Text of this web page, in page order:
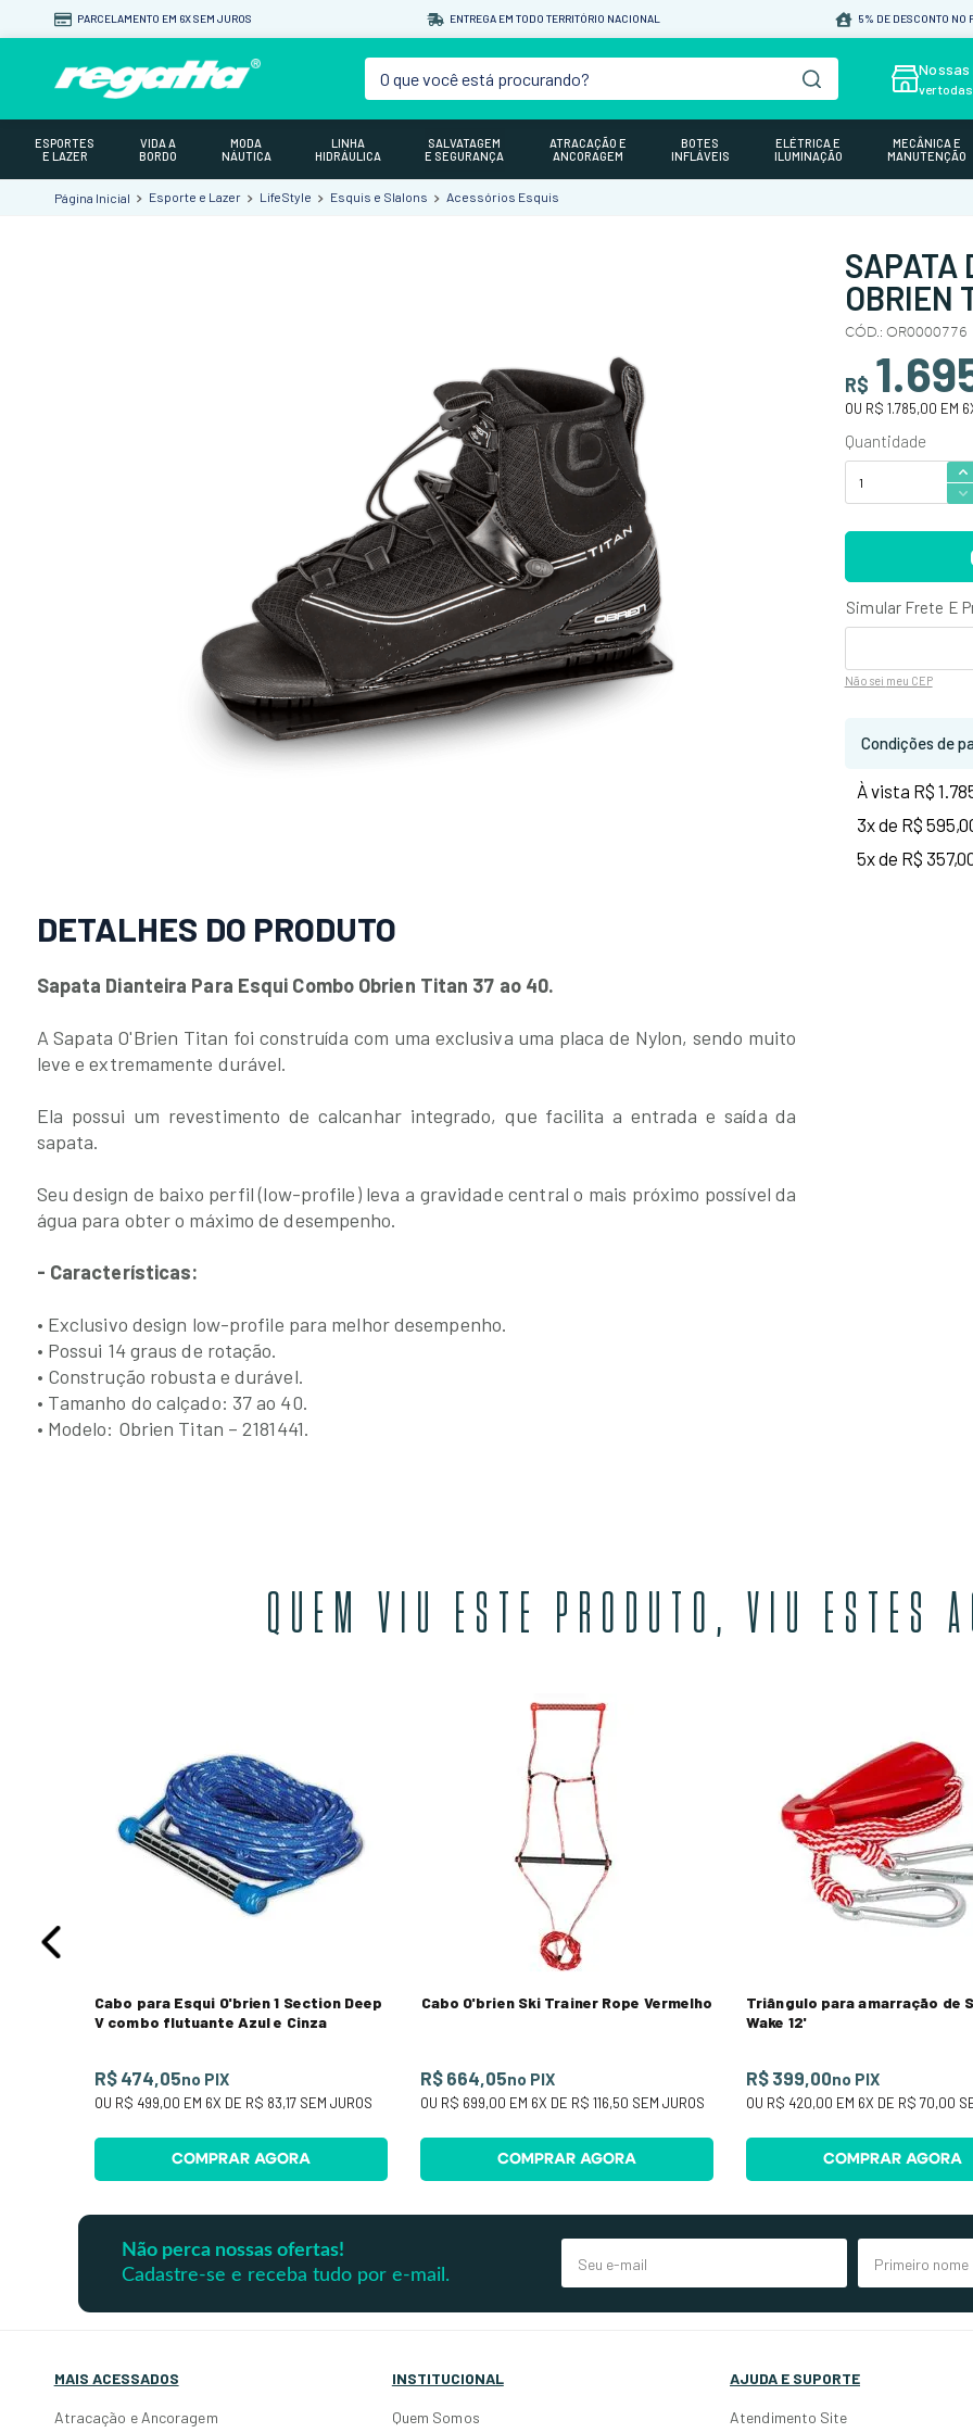
PARCELAMENTO EM 6X SEM JUROS ENTREGA EM TODO TERRITÓRIO NACIONAL 5% DE DESCONTO NO
O que você está procurando? Nossas
ver todas
ESPORTES
E LAZER
VIDA A
BORDO
MODA
NÁUTICA
LINHA
HIDRÁULICA
SALVATAGEM
E SEGURANÇA
ATRACAÇÃO E
ANCORAGEM
BOTES
INFLÁVEIS
ELÉTRICA E
ILUMINAÇÃO
MECÂNICA E
MANUTENÇÃO
Esporte e Lazer LifeStyle Esquis e Slalons Acessórios Esquis
DETALHES DO PRODUTO
Sapata Dianteira Para Esqui Combo Obrien Titan 37 ao 40.
A Sapata O'Brien Titan foi construída com uma exclusiva uma placa de Nylon, sendo muito
leve e extremamente durável.
Ela possui um revestimento de calcanhar integrado, que facilita a entrada e saída da
sapata.
Seu design de baixo perfil (low-profile) leva a gravidade central o mais próximo possível da
água para obter o máximo de desempenho.
- Características:
• Exclusivo design low-profile para melhor desempenho.
• Possui 14 graus de rotação.
• Construção robusta e durável.
• Tamanho do calçado: 37 ao 40.
• Modelo: Obrien Titan – 2181441.
SAPATA
OBRIEN
CÓD.: OR0000776
R$
OU R$ 1.785,00 EM 6
Não sei meu CEP
Condições de
À vista R$
3x de R$
5x de R$
QUEM VIU ESTE PRODUTO, VIU ESTES
Cabo para Esqui O'brien 1 Section Deep
V combo flutuante Azul e Cinza
R$ 474,05no PIX
OU R$ 499,00 EM 6X DE R$ 83,17 SEM JUROS
COMPRAR AGORA
Cabo O'brien Ski Trainer Rope Vermelho
R$ 664,05no PIX
OU R$ 699,00 EM 6X DE R$ 116,50 SEM JUROS
COMPRAR AGORA
Triângulo para amarração de
Wake 12'
R$ 399,00no PIX
OU R$ 420,00 EM 6X DE R$ 70,00
COMPRAR AGORA
Não perca nossas ofertas!
Cadastre-se e receba tudo por e-mail.
MAIS ACESSADOS
Atracação e Ancoragem
INSTITUCIONAL
Quem Somos
AJUDA E SUPORTE
Atendimento Site